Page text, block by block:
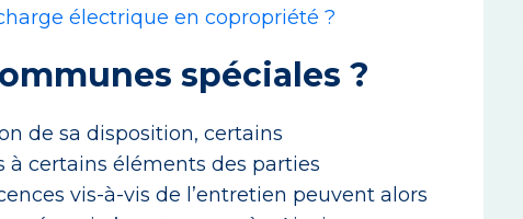
électrique en copropriété ?
spéciales ?
de sa disposition, certains
à certains éléments des parties
vis-à-vis de l’entretien peuvent alors